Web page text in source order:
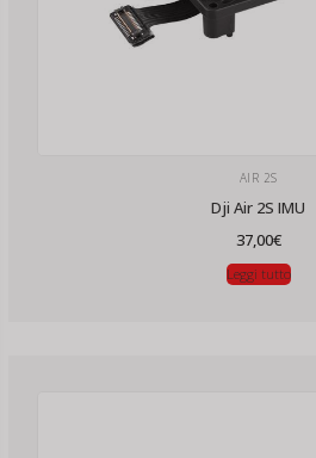
AIR 2S
Dji Air 2S IMU
37,00€
Leggi tutto